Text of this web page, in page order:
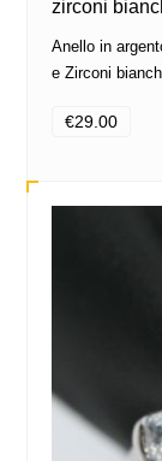
zirconi
Anello in
e Zirconi
€29.00